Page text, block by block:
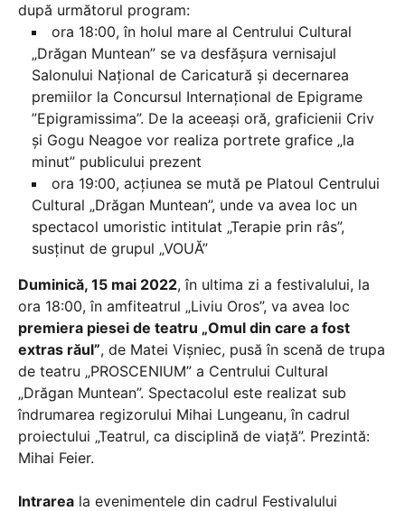
după următorul program:
ora 18:00, în holul mare al Centrului Cultural
„Drăgan Muntean” se va desfășura vernisajul
Salonului Național de Caricatură și decernarea
premiilor la Concursul Internațional de Epigrame
”Epigramissima”. De la aceeași oră, graficienii Criv
și Gogu Neagoe vor realiza portrete grafice „la
minut” publicului prezent
ora 19:00, acțiunea se mută pe Platoul Centrului
Cultural „Drăgan Muntean”, unde va avea loc un
spectacol umoristic intitulat „Terapie prin râs”,
susținut de grupul „VOUĂ”
Duminică, 15 mai 2022, în ultima zi a festivalului, la
ora 18:00, în amfiteatrul „Liviu Oros”, va avea loc
premiera piesei de teatru „Omul din care a fost
extras răul”, de Matei Vișniec, pusă în scenă de trupa
de teatru „PROSCENIUM” a Centrului Cultural
„Drăgan Muntean”. Spectacolul este realizat sub
îndrumarea regizorului Mihai Lungeanu, în cadrul
proiectului „Teatrul, ca disciplină de viață”. Prezintă:
Mihai Feier.
Intrarea la evenimentele din cadrul Festivalului